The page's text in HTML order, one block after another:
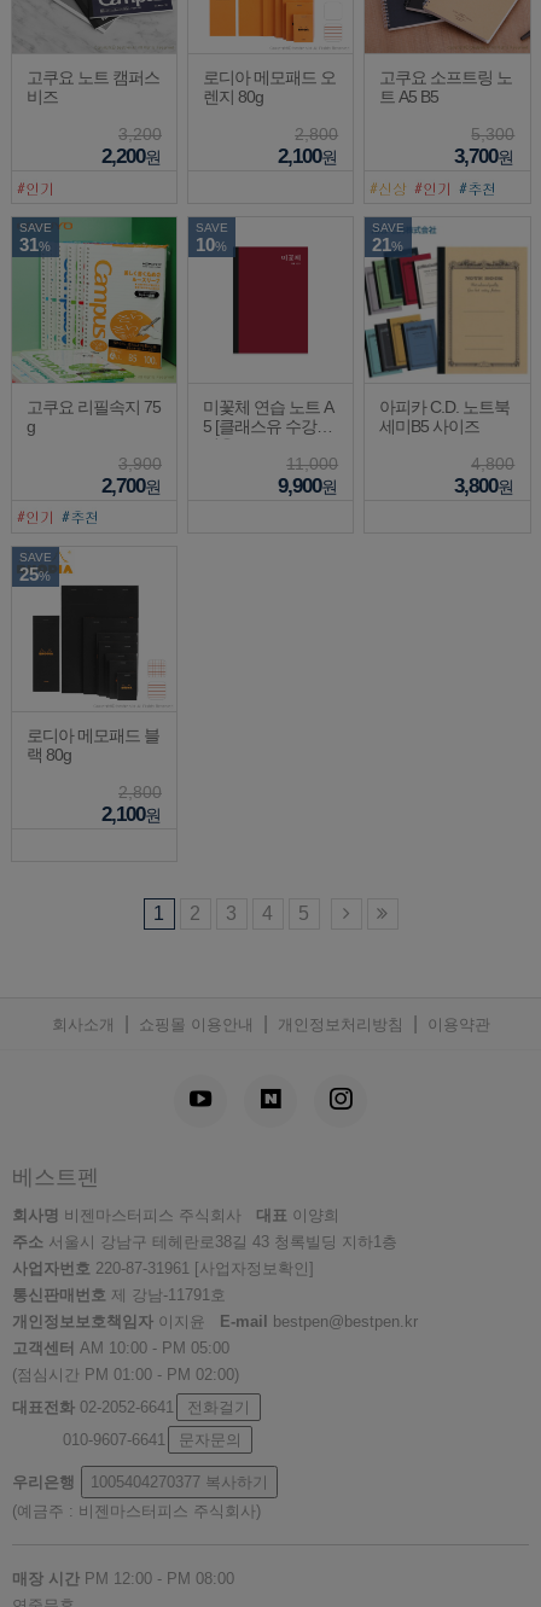
고쿠요 노트 캠퍼스
비즈
3,200
2,200원
로디아 메모패드 오
렌지 80g
2,800
2,100원
고쿠요 소프트링 노
트 A5 B5
5,300
3,700원
SAVE
31%
고쿠요 리필속지 75
g
3,900
2,700원
SAVE
10%
미꽃체 연습 노트 A
5 [클래스유 수강생
전용]
11,000
9,900원
SAVE
21%
아피카 C.D. 노트북
세미B5 사이즈
4,800
3,800원
SAVE
25%
로디아 메모패드 블
랙 80g
2,800
2,100원
1 2 3 4 5
회사소개 쇼핑몰 이용안내 개인정보처리방침 이용약관
베스트펜
회사명 비젠마스터피스 주식회사 대표 이양희
주소 서울시 강남구 테헤란로38길 43 청록빌딩 지하1층
사업자번호 220-87-31961
[사업자정보확인]
통신판매번호 제 강남-11791호
개인정보보호책임자 이지윤 E-mail
bestpen@bestpen.kr
고객센터 AM 10:00 - PM 05:00
(점심시간 PM 01:00 - PM 02:00)
대표전화 02-2052-6641
전화걸기
010-9607-6641
문자문의
우리은행 1005404270377 복사하기
(예금주 : 비젠마스터피스 주식회사)
매장 시간 PM 12:00 - PM 08:00